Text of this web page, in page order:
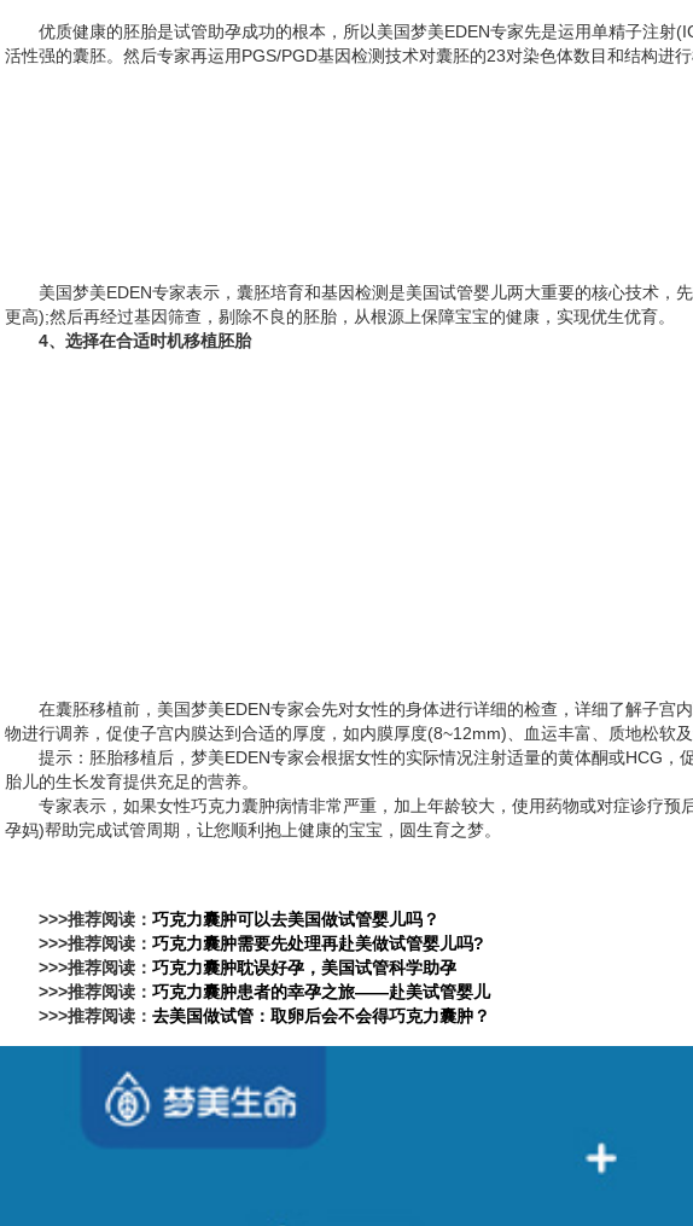
优质健康的胚胎是试管助孕成功的根本，所以美国梦美EDEN专家先是运用单精子注
活性强的囊胚。然后专家再运用PGS/PGD基因检测技术对囊胚的23对染色体数目和结构进
美国梦美EDEN专家表示，囊胚培育和基因检测是美国试管婴儿两大重要的核心技术
更高);然后再经过基因筛查，剔除不良的胚胎，从根源上保障宝宝的健康，实现优生优育。
4、选择在合适时机移植胚胎
在囊胚移植前，美国梦美EDEN专家会先对女性的身体进行详细的检查，详细了解子
物进行调养，促使子宫内膜达到合适的厚度，如内膜厚度(8~12mm)、血运丰富、质地松软
提示：胚胎移植后，梦美EDEN专家会根据女性的实际情况注射适量的黄体酮或HCG
胎儿的生长发育提供充足的营养。
专家表示，如果女性巧克力囊肿病情非常严重，加上年龄较大，使用药物或对症诊疗
孕妈)帮助完成试管周期，让您顺利抱上健康的宝宝，圆生育之梦。
>>>推荐阅读： 巧克力囊肿可以去美国做试管婴儿吗？
>>>推荐阅读： 巧克力囊肿需要先处理再赴美做试管婴儿吗?
>>>推荐阅读： 巧克力囊肿耽误好孕，美国试管科学助孕
>>>推荐阅读： 巧克力囊肿患者的幸孕之旅——赴美试管婴儿
>>>推荐阅读： 去美国做试管：取卵后会不会得巧克力囊肿？